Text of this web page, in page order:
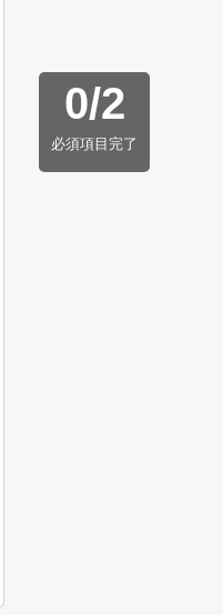
0/2
必須項目完了